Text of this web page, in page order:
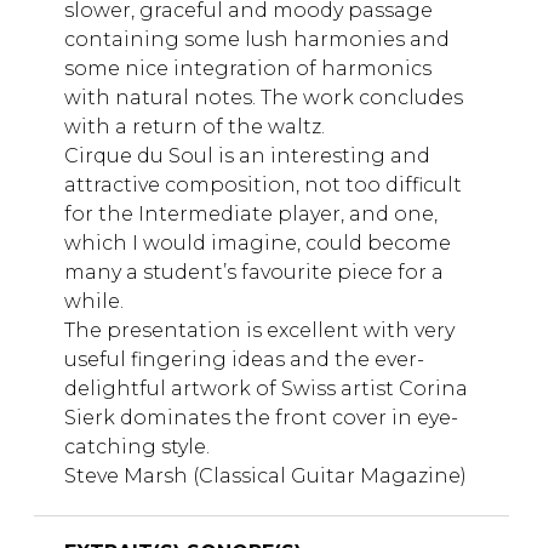
slower, graceful and moody passage
containing some lush harmonies and
some nice integration of harmonics
with natural notes. The work concludes
with a return of the waltz.
Cirque du Soul is an interesting and
attractive composition, not too difficult
for the Intermediate player, and one,
which I would imagine, could become
many a student’s favourite piece for a
while.
The presentation is excellent with very
useful fingering ideas and the ever-
delightful artwork of Swiss artist Corina
Sierk dominates the front cover in eye-
catching style.
Steve Marsh (Classical Guitar Magazine)